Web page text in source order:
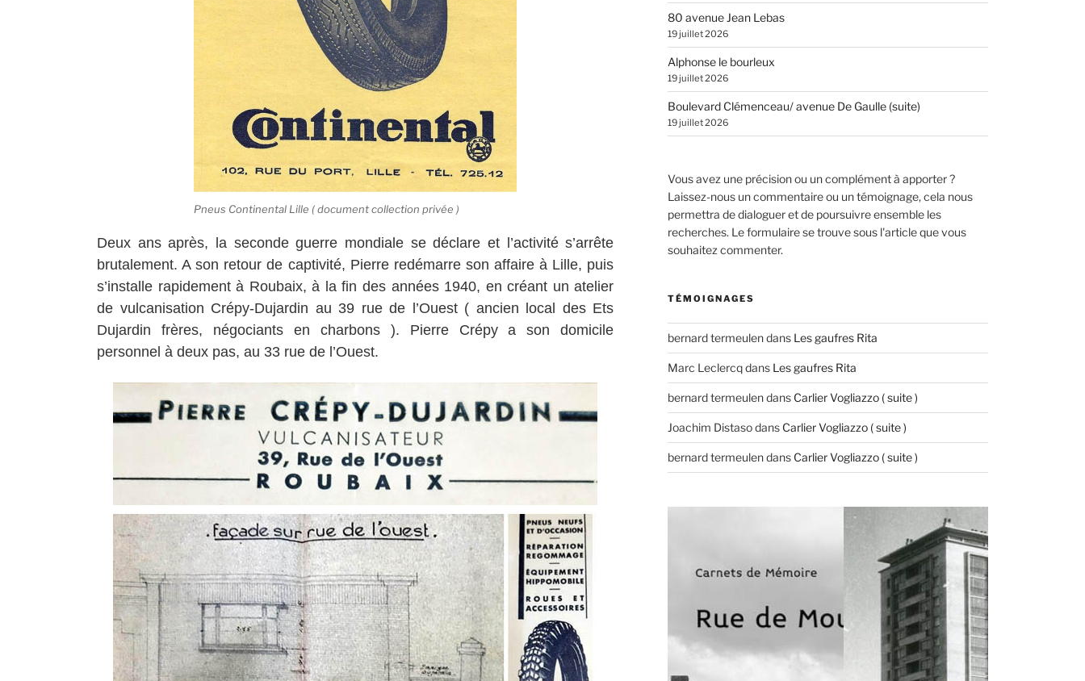
Pneus Continental Lille ( document collection privée )
Deux ans après, la seconde guerre mondiale se déclare et l’activité s’arrête
brutalement. A son retour de captivité, Pierre redémarre son affaire à Lille, puis
s’installe rapidement à Roubaix, à la fin des années 1940, en créant un atelier
de vulcanisation Crépy-Dujardin au 39 rue de l’Ouest ( ancien local des Ets
Dujardin frères, négociants en charbons ). Pierre Crépy a son domicile
personnel à deux pas, au 33 rue de l’Ouest.
80 avenue Jean Lebas
19 juillet 2026
Alphonse le bourleux
19 juillet 2026
Boulevard Clémenceau/ avenue De Gaulle (suite)
19 juillet 2026
Vous avez une précision ou un complément à apporter ?
Laissez-nous un commentaire ou un témoignage, cela nous
permettra de dialoguer et de poursuivre ensemble les
recherches. Le formulaire se trouve sous l'article que vous
souhaitez commenter.
TÉMOIGNAGES
bernard termeulendans Les gaufres Rita
Marc Leclercqdans Les gaufres Rita
bernard termeulendans Carlier Vogliazzo ( suite )
Joachim Distasodans Carlier Vogliazzo ( suite )
bernard termeulendans Carlier Vogliazzo ( suite )